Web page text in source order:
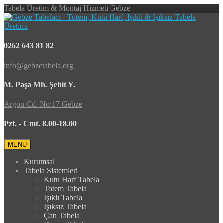
Tabela Üretim & Montaj Hizmeti Gebze
0262 643 81 82
info@gebzetabela.org
M. Paşa Mh. Şehit Y.
Argon Cd. No:17 Gebze
Pzt. - Cmt. 8.00-18.00
MENÜ
Kurumsal
Tabela Sistemleri
Kutu Harf Tabela
Totem Tabela
Işıklı Tabela
Işıksız Tabela
Çatı Tabela